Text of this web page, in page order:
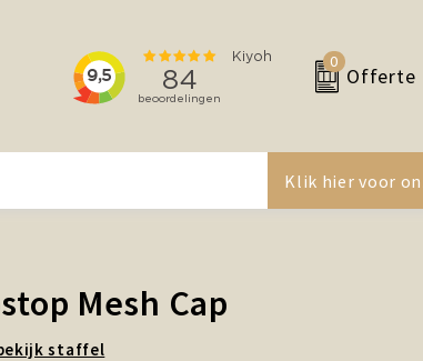
0
Offerte
Klik hier voor
Mesh Cap
staffel